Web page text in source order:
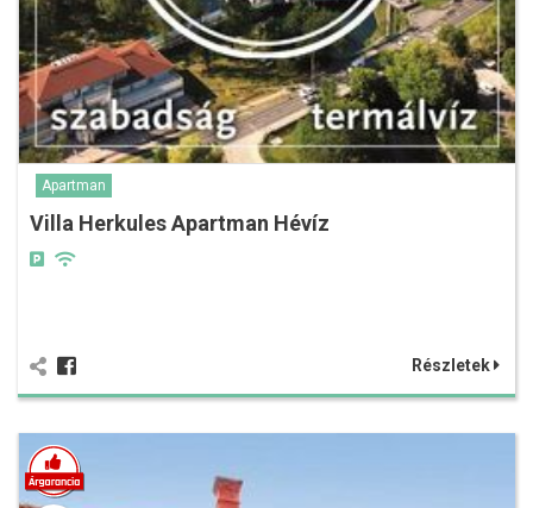
Apartman
Villa Herkules Apartman Hévíz
Részletek